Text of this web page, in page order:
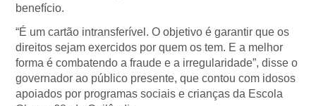
benefício.
“É um cartão intransferível. O objetivo é garantir que os
direitos sejam exercidos por quem os tem. E a melhor
forma é combatendo a fraude e a irregularidade”, disse o
governador ao público presente, que contou com idosos
apoiados por programas sociais e crianças da Escola